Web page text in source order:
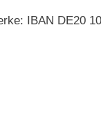
IBAN DE20